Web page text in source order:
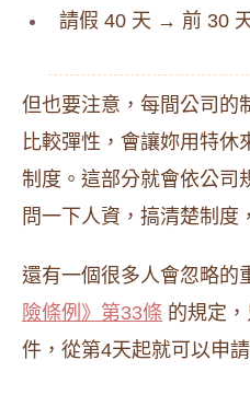
請假 40 天 → 前 30
但也要注意，每間公司的
比較彈性，會讓妳用特休
制度。這部分就會依公司
問一下人資，搞清楚制度
還有一個很多人會忽略的
險條例》第33條 的規定
件，從第4天起就可以申